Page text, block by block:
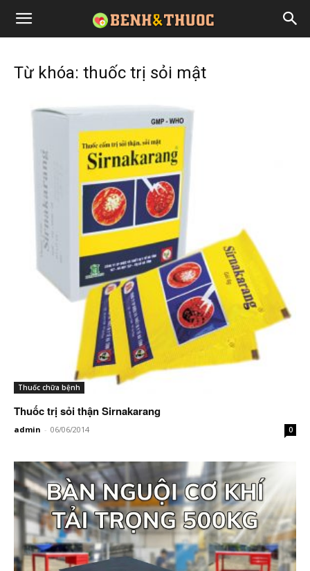
Từ khóa: thuốc trị sỏi mật
Thuốc chữa bệnh
Thuốc trị sỏi thận Sirnakarang
admin - 06/06/2014 0